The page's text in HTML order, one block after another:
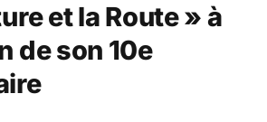
et la Route » à
de son 10e